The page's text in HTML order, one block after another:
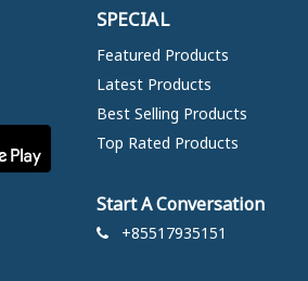
SPECIAL
Featured Products
Latest Products
Best Selling Products
Top Rated Products
Start A Conversation
+85517935151